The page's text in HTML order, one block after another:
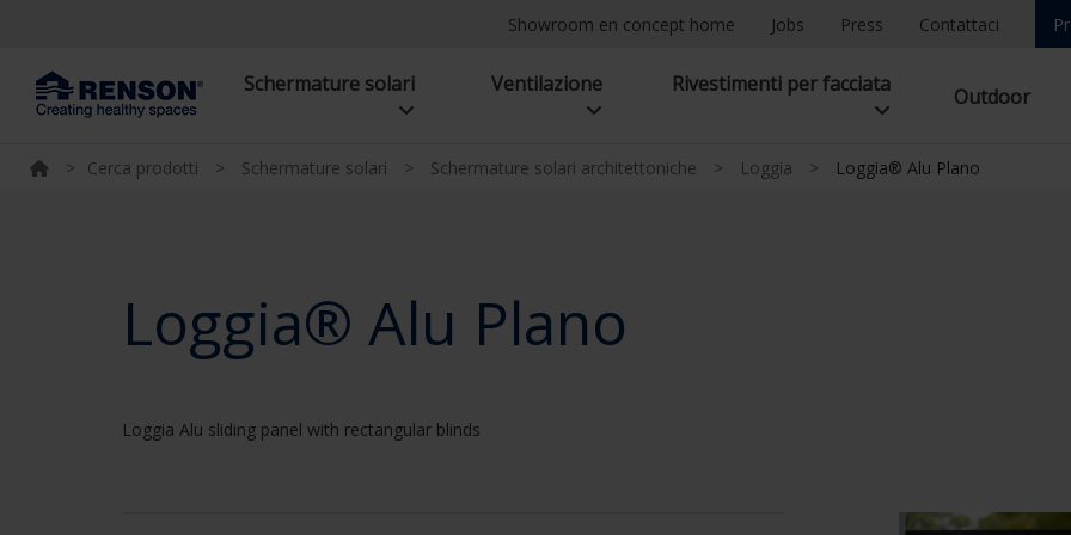
Showroom en concept home Jobs Press Contattaci
Schermature solari Ventilazione Rivestimenti per facciata Outdoor
> Cerca prodotti > Schermature solari > Schermature solari architettoniche > Loggia > Loggia® Alu Plano
Loggia® Alu Plano
Loggia Alu sliding panel with rectangular blinds